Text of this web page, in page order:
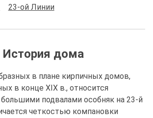
История дома
в плане кирпичных домов,
в конце XIX в., относится
подвалами особняк на 23-й
четкостью компановки